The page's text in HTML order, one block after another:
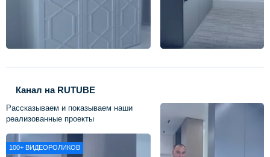
Канал на RUTUBE
Рассказываем и показываем наши
реализованные проекты
100+ ВИДЕОРОЛИКОВ